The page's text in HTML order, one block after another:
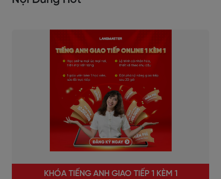
KHÓA TIẾNG ANH GIAO TIẾP 1 KÈM 1